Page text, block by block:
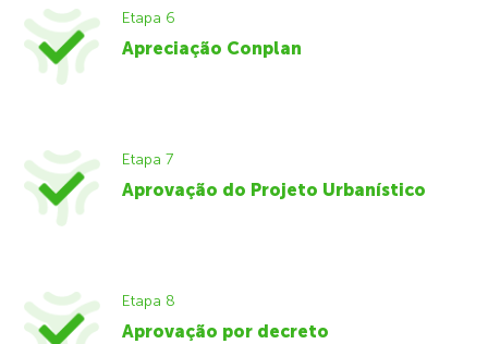
Etapa 6
Apreciação Conplan
Etapa 7
Aprovação do Projeto Urbanístico
Etapa 8
Aprovação por decreto